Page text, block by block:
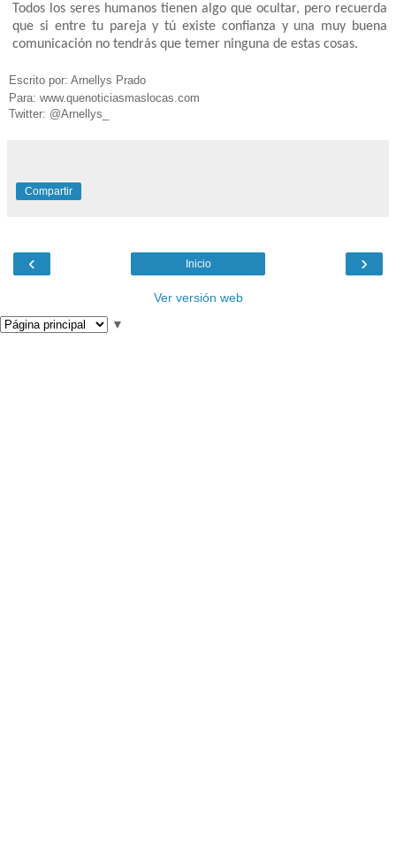
Todos los seres humanos tienen algo que ocultar, pero recuerda
que si entre tu pareja y tú existe confianza y una muy buena
comunicación no tendrás que temer ninguna de estas cosas.
Escrito por: Arnellys Prado
Para: www.quenoticiasmaslocas.com
Twitter: @Arnellys_
Compartir
‹ ›
Inicio
Ver versión web
▼